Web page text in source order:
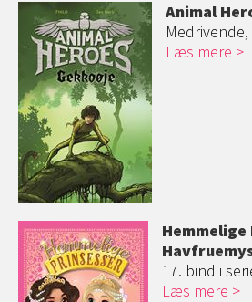
Animal
Læs mere
17. bind i
Læs mere